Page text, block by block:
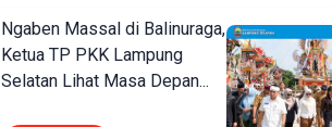
Ngaben Massal di Balinuraga,
Ketua TP PKK Lampung
Selatan Lihat Masa Depan...